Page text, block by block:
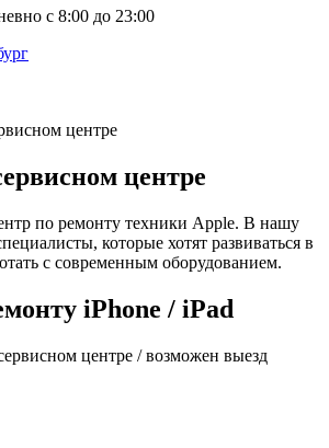
с 8:00 до 23:00
центре
центре
по ремонту техники Apple. В нашу
которые хотят развиваться в
с современным оборудованием.
iPhone / iPad
центре / возможен выезд